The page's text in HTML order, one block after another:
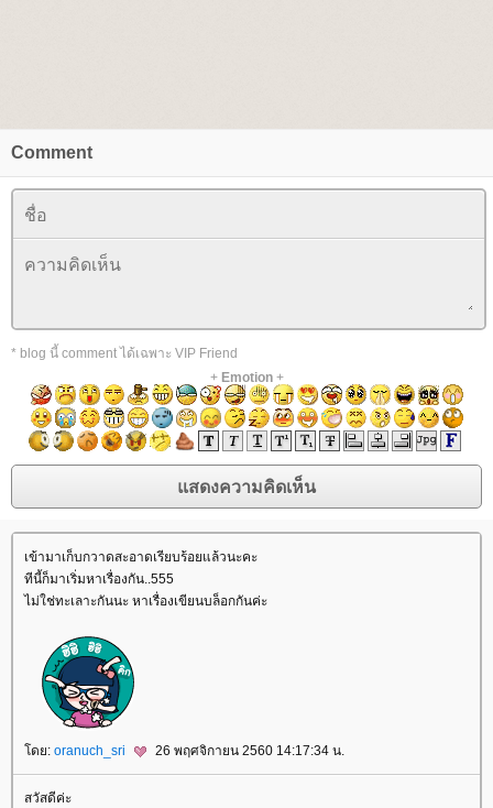
Comment
* blog นี้ comment ได้เฉพาะ VIP Friend
+ Emotion+
เข้ามาเก็บกวาดสะอาดเรียบร้อยแล้วนะคะ
ทีนี้ก็มาเริ่มหาเรื่องกัน..555
ไม่ใช่ทะเลาะกันนะ หาเรื่องเขียนบล็อกกันค่ะ
ดย: oranuch_sri 26 พฤศจิกายน 2560 14:17:34 น.
สวัสดีค่ะ